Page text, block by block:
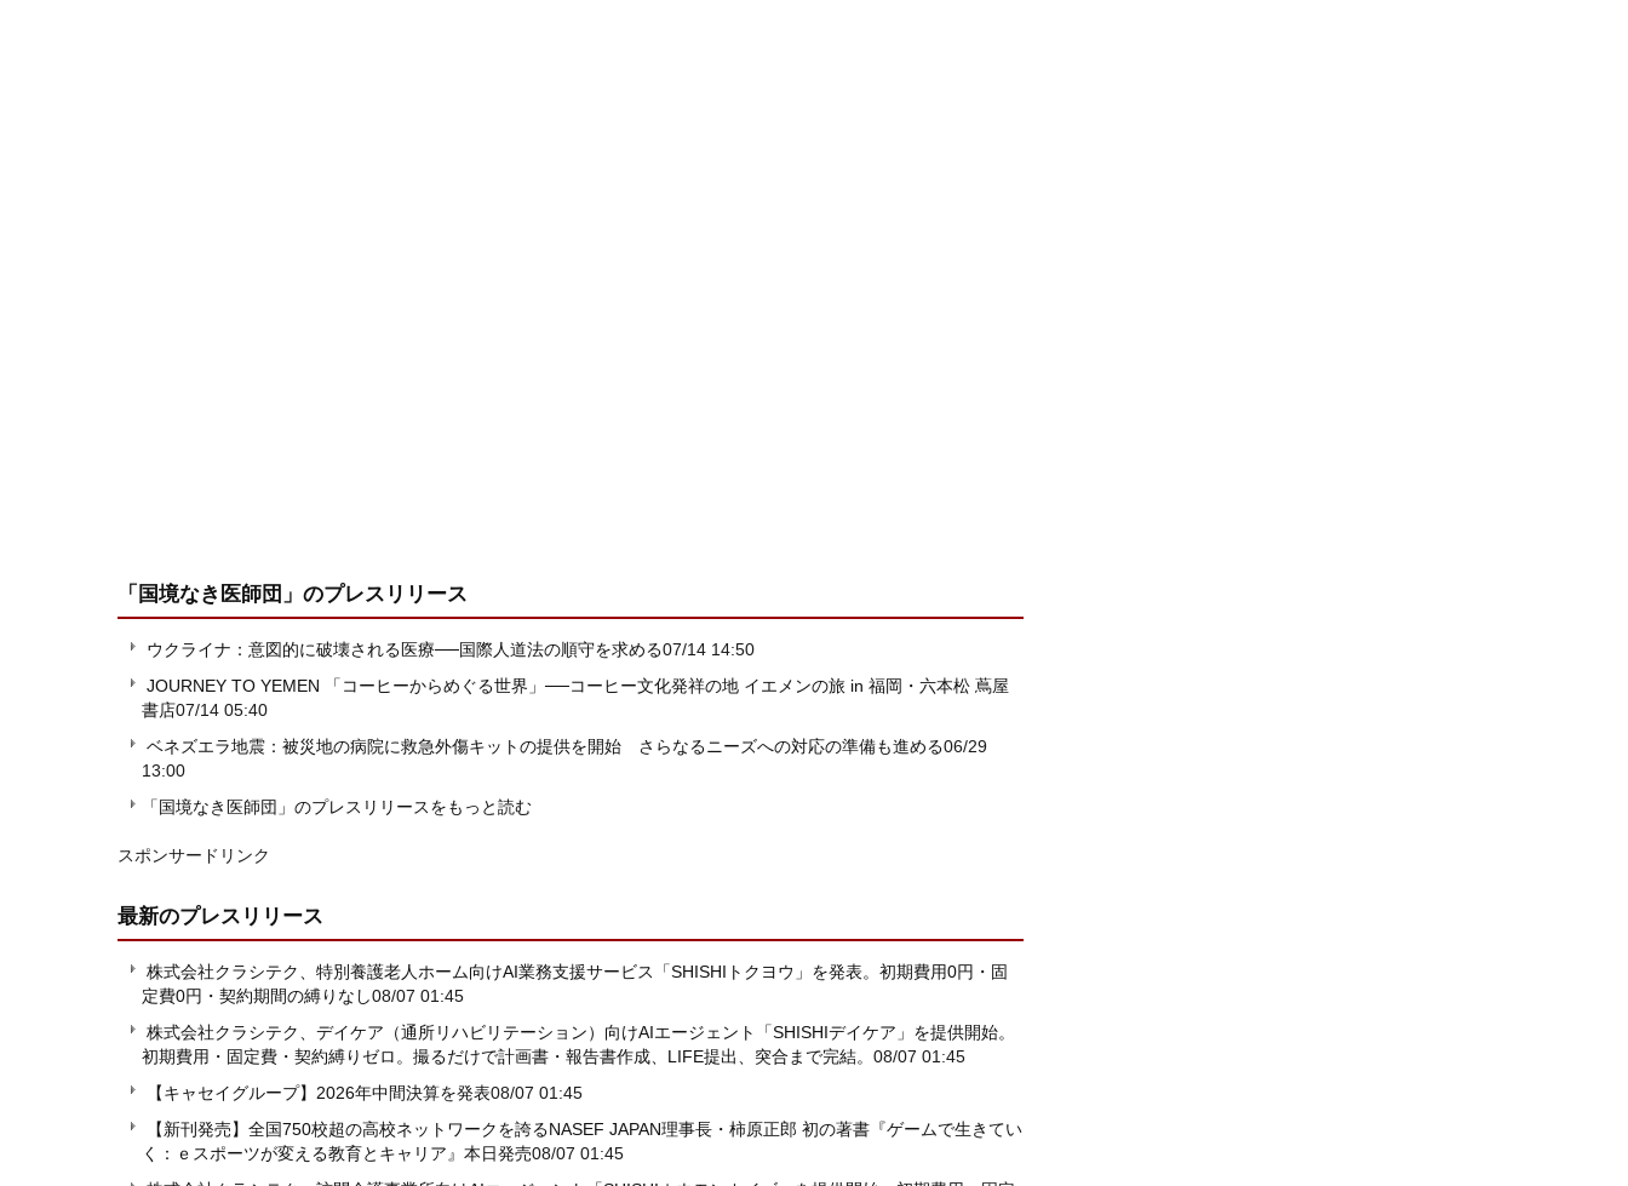
「国境なき医師団」 のプレスリリース
ウクライナ：意図的に破壊される医療──国際人道法の順守を求める07/14 14:50
JOURNEY TO YEMEN 「コーヒーからめぐる世界」──コーヒー文化発祥の地 イエメンの旅 in 福岡・六本松 蔦屋
書店07/14 05:40
ベネズエラ地震：被災地の病院に救急外傷キットの提供を開始 さらなるニーズへの対応の準備も進める06/29
13:00
「国境なき医師団」のプレスリリースをもっと読む
スポンサードリンク
最新のプレスリリース
株式会社クラシテク、特別養護老人ホーム向けAI業務支援サービス「SHISHIトクヨウ」を発表。初期費用0円・固
定費0円・契約期間の縛りなし08/07 01:45
株式会社クラシテク、デイケア（通所リハビリテーション）向けAIエージェント「SHISHIデイケア」を提供開始。
初期費用・固定費・契約縛りゼロ。撮るだけで計画書・報告書作成、LIFE提出、突合まで完結。 08/07 01:45
【キャセイグループ】2026年中間決算を発表08/07 01:45
【新刊発売】全国750校超の高校ネットワークを誇るNASEF JAPAN理事長・柿原正郎 初の著書『ゲームで生きてい
く：ｅスポーツが変える教育とキャリア』本日発売08/07 01:45